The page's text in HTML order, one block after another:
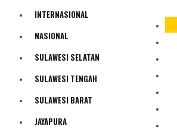
Politik
Olahraga
Bencana Alam
INTERNASIONAL
NASIONAL
SULAWESI SELATAN
SULAWESI TENGAH
SULAWESI BARAT
JAYAPURA